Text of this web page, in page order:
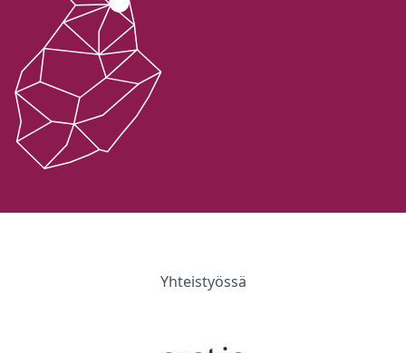
Yhteistyössä